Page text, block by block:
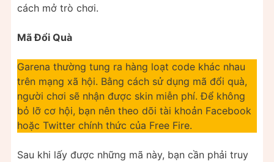
cách mở trò chơi.
Mã Đổi Quà
Garena thường tung ra hàng loạt code khác nhau
trên mạng xã hội. Bằng cách sử dụng mã đổi quà,
người chơi sẽ nhận được skin miễn phí. Để không
bỏ lỡ cơ hội, bạn nên theo dõi tài khoản Facebook
hoặc Twitter chính thức của Free Fire.
Sau khi lấy được những mã này, bạn cần phải truy